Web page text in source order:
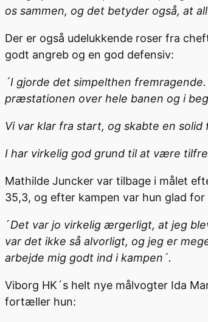
os sammen, og det betyder også, at
Der er også udelukkende roser fra
godt angreb og en god defensiv:
´I gjorde det simpelthen
præstationen over hele banen og i
Vi var klar fra start, og skabte en
I har virkelig god grund til at være
Mathilde Juncker var tilbage i målet
35,3, og efter kampen var hun glad
´Det var jo virkelig ærgerligt, at jeg
var det ikke så alvorligt, og jeg er
arbejde mig godt ind i kampen´.
Viborg HK´s helt nye målvogter Ida
fortæller hun: